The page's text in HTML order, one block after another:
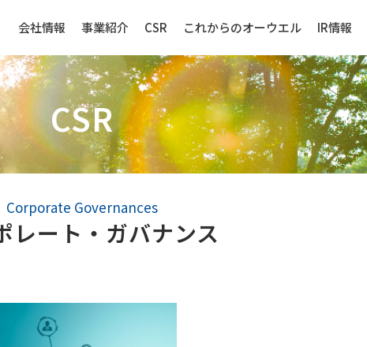
会社情報 事業紹介
財（化成品・物資）
強み
センサー
CSR これからのオーウエル IR情報
CSR
Corporate Governances
レート・ガバナンス